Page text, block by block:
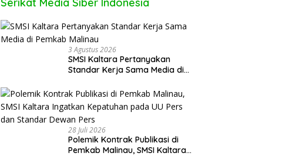
3 Agustus 2026
SMSI Kaltara Pertanyakan
Standar Kerja Sama Media di
28 Juli 2026
Polemik Kontrak Publikasi di
Pemkab Malinau, SMSI Kaltara